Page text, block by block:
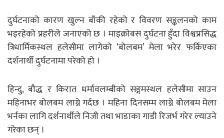
दुर्घटनाको कारण खुल्न बाँकी रहेको र विवरण सङ्कलनको काम
भइरहेको प्रहरीले जनाएको छ । माइक्रोबस दुर्घटना हुँदा विश्वप्रसिद्ध
त्रिधार्मिकस्थल हलेसीमा लागेको ‘बोलबम’ मेला भरेर फर्किएका
दर्शनार्थी दुर्घटनामा परेको हो ।
हिन्दु, बौद्ध र किरात धर्मावलम्बीको सङ्गमस्थल हलेसीमा साउन
महिनाभर बोलबम लाग्ने गर्दछ । महिना दिनसम्म लाग्ने बोलबम मेला
भर्नका लागि दर्शनार्थीले निजी तथा भाडाका गाडी रिजर्भ गरेर ल्याउने
गरेका छन् ।